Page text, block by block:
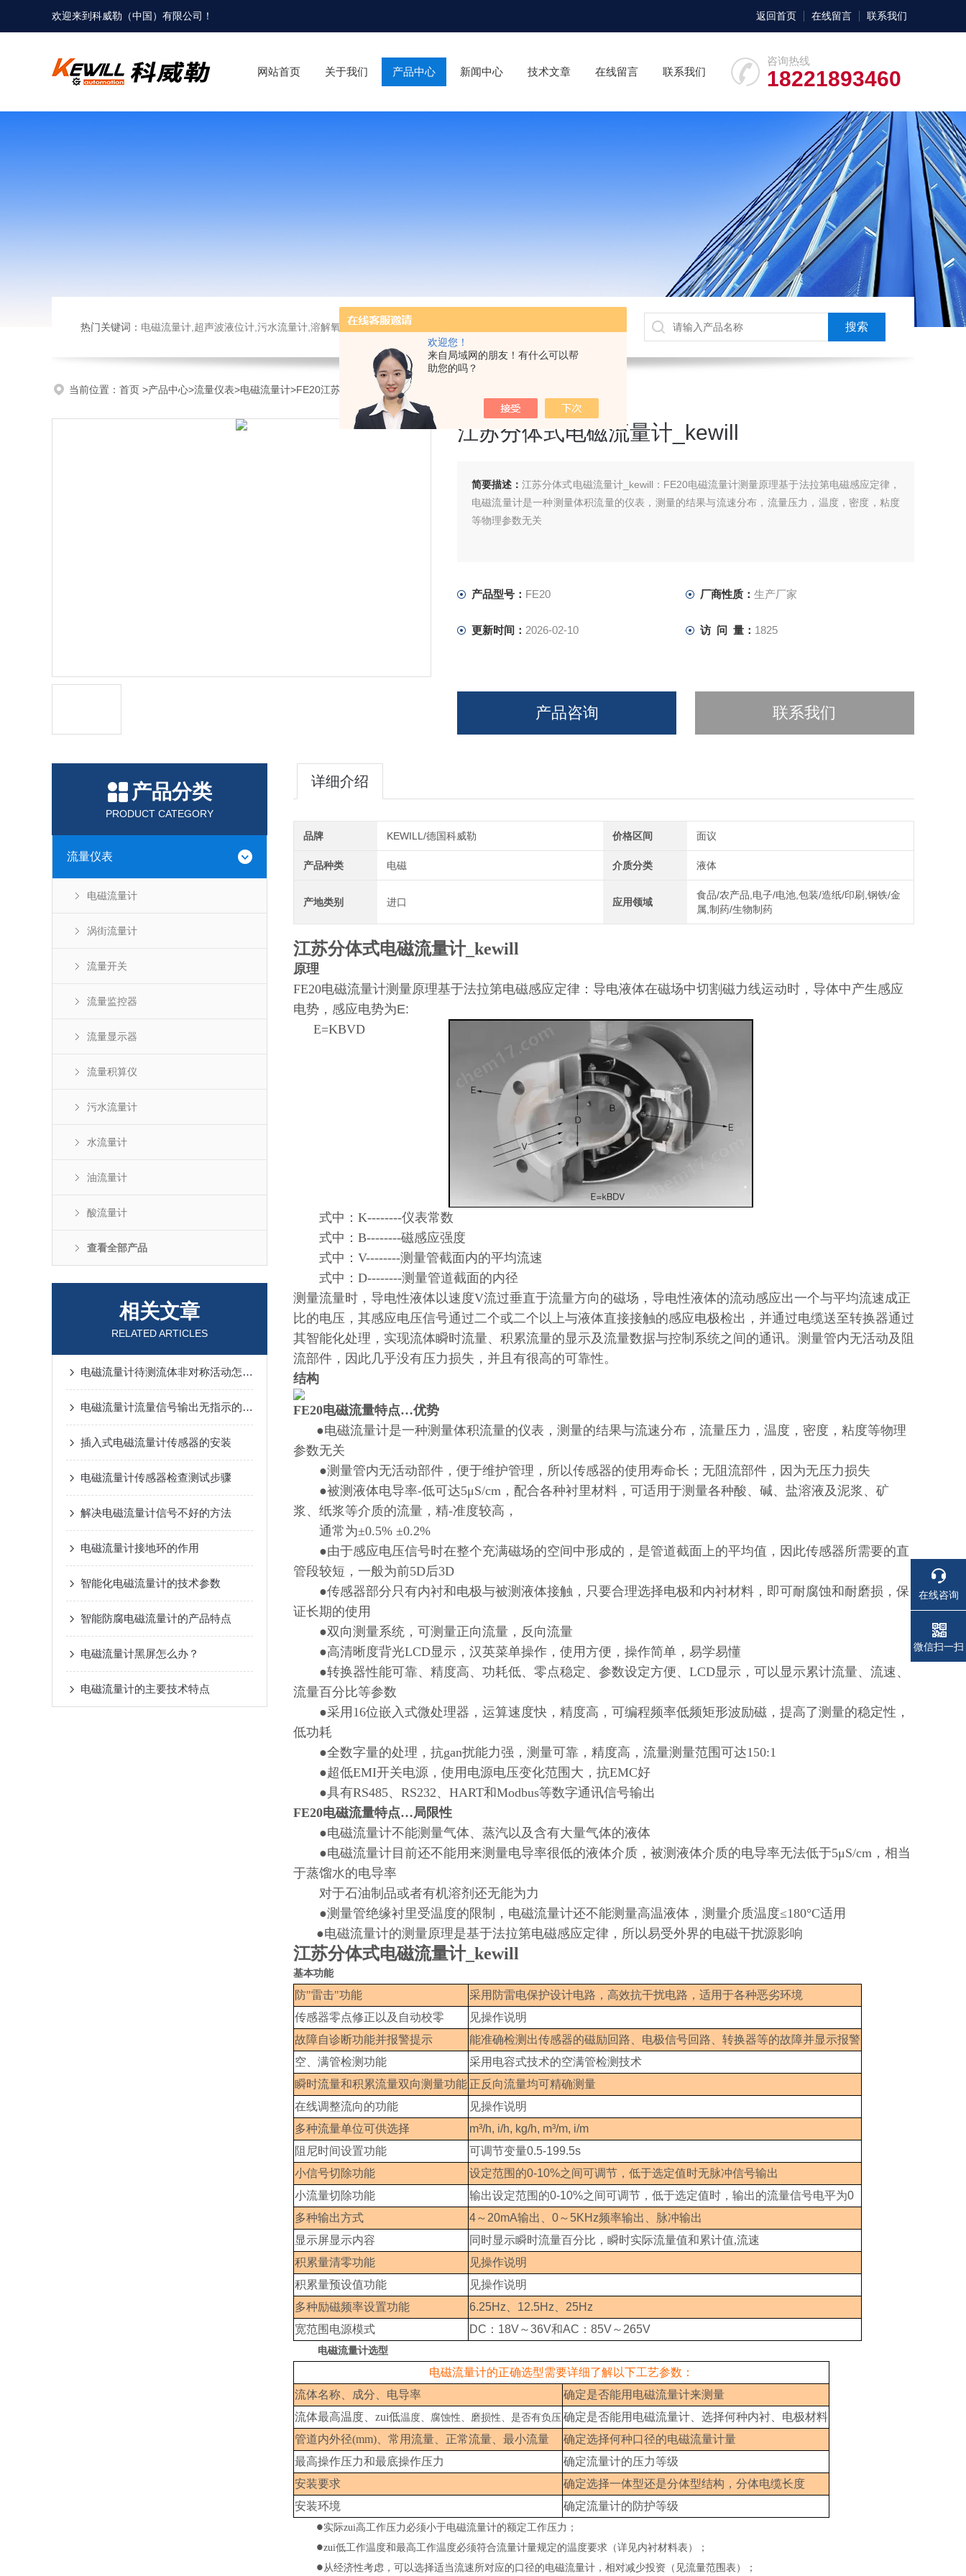
欢迎您！
来自局域网的朋友！有什么可以帮
助您的吗？
欢迎来到科威勒（中国）有限公司！ 返回首页 在线留言 联系我们
咨询热线
18221893460
网站首页 关于我们 产品中心 新闻中心 技术文章 在线留言 联系我们
热门关键词： 电磁流量计,超声波液位计,污水流量计,溶解氧仪,在线PH计,压力变送器
当前位置： 首页 >产品中心>流量仪表>电磁流量计>FE20江苏分体式电磁流量计_kewill
江苏分体式电磁流量计_kewill
简要描述：江苏分体式电磁流量计_kewill：FE20电磁流量计测量原理基于法拉第电磁感应定律，
电磁流量计是一种测量体积流量的仪表，测量的结果与流速分布，流量压力，温度，密度，粘度
等物理参数无关
产品型号： FE20 厂商性质： 生产厂家
更新时间： 2026-02-10 访 问 量： 1825
产品咨询 联系我们
产品分类
PRODUCT CATEGORY
流量仪表
电磁流量计
涡街流量计
流量开关
流量监控器
流量显示器
流量积算仪
污水流量计
水流量计
油流量计
酸流量计
查看全部产品
相关文章
RELATED ARTICLES
电磁流量计待测流体非对称活动怎么办？
电磁流量计流量信号输出无指示的解决方法
插入式电磁流量计传感器的安装
电磁流量计传感器检查测试步骤
解决电磁流量计信号不好的方法
电磁流量计接地环的作用
智能化电磁流量计的技术参数
智能防腐电磁流量计的产品特点
电磁流量计黑屏怎么办？
电磁流量计的主要技术特点
详细介绍
品牌 KEWILL/德国科威勒 价格区间 面议
产品种类 电磁 介质分类 液体
产地类别 进口 应用领域
食品/农产品,电子/电池,包装/造纸/印刷,钢铁/金
属,制药/生物制药
江苏分体式电磁流量计_kewill
原理
FE20电磁流量计测量原理基于法拉第电磁感应定律：导电液体在磁场中切割磁力线运动时，导体中产生感应
电势，感应电势为E:
E=KBVD
式中：K--------仪表常数
式中：B--------磁感应强度
式中：V--------测量管截面内的平均流速
式中：D--------测量管道截面的内径
测量流量时，导电性液体以速度V流过垂直于流量方向的磁场，导电性液体的流动感应出一个与平均流速成正
比的电压，其感应电压信号通过二个或二个以上与液体直接接触的感应电极检出，并通过电缆送至转换器通过
其智能化处理，实现流体瞬时流量、积累流量的显示及流量数据与控制系统之间的通讯。测量管内无活动及阻
流部件，因此几乎没有压力损失，并且有很高的可靠性。
结构
FE20电磁流量特点…优势
●电磁流量计是一种测量体积流量的仪表，测量的结果与流速分布，流量压力，温度，密度，粘度等物理
参数无关
●测量管内无活动部件，便于维护管理，所以传感器的使用寿命长；无阻流部件，因为无压力损失
●被测液体电导率-低可达5μS/cm，配合各种衬里材料，可适用于测量各种酸、碱、盐溶液及泥浆、矿
浆、纸浆等介质的流量，精-准度较高，
通常为±0.5% ±0.2%
●由于感应电压信号时在整个充满磁场的空间中形成的，是管道截面上的平均值，因此传感器所需要的直
管段较短，一般为前5D后3D
●传感器部分只有内衬和电极与被测液体接触，只要合理选择电极和内衬材料，即可耐腐蚀和耐磨损，保
证长期的使用
●双向测量系统，可测量正向流量，反向流量
●高清晰度背光LCD显示，汉英菜单操作，使用方便，操作简单，易学易懂
●转换器性能可靠、精度高、功耗低、零点稳定、参数设定方便、LCD显示，可以显示累计流量、流速、
流量百分比等参数
●采用16位嵌入式微处理器，运算速度快，精度高，可编程频率低频矩形波励磁，提高了测量的稳定性，
低功耗
●全数字量的处理，抗gan扰能力强，测量可靠，精度高，流量测量范围可达150:1
●超低EMI开关电源，使用电源电压变化范围大，抗EMC好
●具有RS485、RS232、HART和Modbus等数字通讯信号输出
FE20电磁流量特点…局限性
●电磁流量计不能测量气体、蒸汽以及含有大量气体的液体
●电磁流量计目前还不能用来测量电导率很低的液体介质，被测液体介质的电导率无法低于5μS/cm，相当
于蒸馏水的电导率
对于石油制品或者有机溶剂还无能为力
●测量管绝缘衬里受温度的限制，电磁流量计还不能测量高温液体，测量介质温度≤180°C适用
●电磁流量计的测量原理是基于法拉第电磁感应定律，所以易受外界的电磁干扰源影响
江苏分体式电磁流量计_kewill
基本功能
防"雷击"功能
采用防雷电保护设计电路，高效抗干扰电路，适用于各种恶劣环境
传感器零点修正以及自动校零
见操作说明
故障自诊断功能并报警提示
能准确检测出传感器的磁励回路、电极信号回路、转换器等的故障并显示报警
空、满管检测功能
采用电容式技术的空满管检测技术
瞬时流量和积累流量双向测量功能 正反向流量均可精确测量
在线调整流向的功能
见操作说明
多种流量单位可供选择
m³/h, i/h, kg/h, m³/m, i/m
阻尼时间设置功能
可调节变量0.5-199.5s
小信号切除功能
设定范围的0-10%之间可调节，低于选定值时无脉冲信号输出
小流量切除功能
输出设定范围的0-10%之间可调节，低于选定值时，输出的流量信号电平为0
多种输出方式
4～ 20mA输出、 0～ 5KHz频率输出、脉冲输出
显示屏显示内容
同时显示瞬时流量百分比，瞬时实际流量值和累计值,流速
积累量清零功能
见操作说明
积累量预设值功能
见操作说明
多种励磁频率设置功能
6.25Hz 12.5Hz
25Hz
宽范围电源模式
DC ： 18V～36V和AC ： 85V～ 265V
电磁流量计选型
电磁流量计的正确选型需要详细了解以下工艺参数：
流体名称、成分、电导率
确定是否能用电磁流量计来测量
流体最高温度、zui低温度、腐蚀性、磨损性、是否有负压确定是否能用电磁流量计、选择何种内衬、电极材料
管道内外径(mm)、常用流量、正常流量、最小流量
确定选择何种口径的电磁流量计量
最高操作压力和最底操作压力
确定流量计的压力等级
安装要求
确定选择一体型还是分体型结构，分体电缆长度
安装环境
确定流量计的防护等级
●实际zui高工作压力必须小于电磁流量计的额定工作压力；
●zui低工作温度和最高工作温度必须符合流量计量规定的温度要求（详见内衬材料表）；
●从经济性考虑，可以选择适当流速所对应的口径的电磁流量计，相对减少投资（见流量范围表）；
在线咨询
微信扫一扫